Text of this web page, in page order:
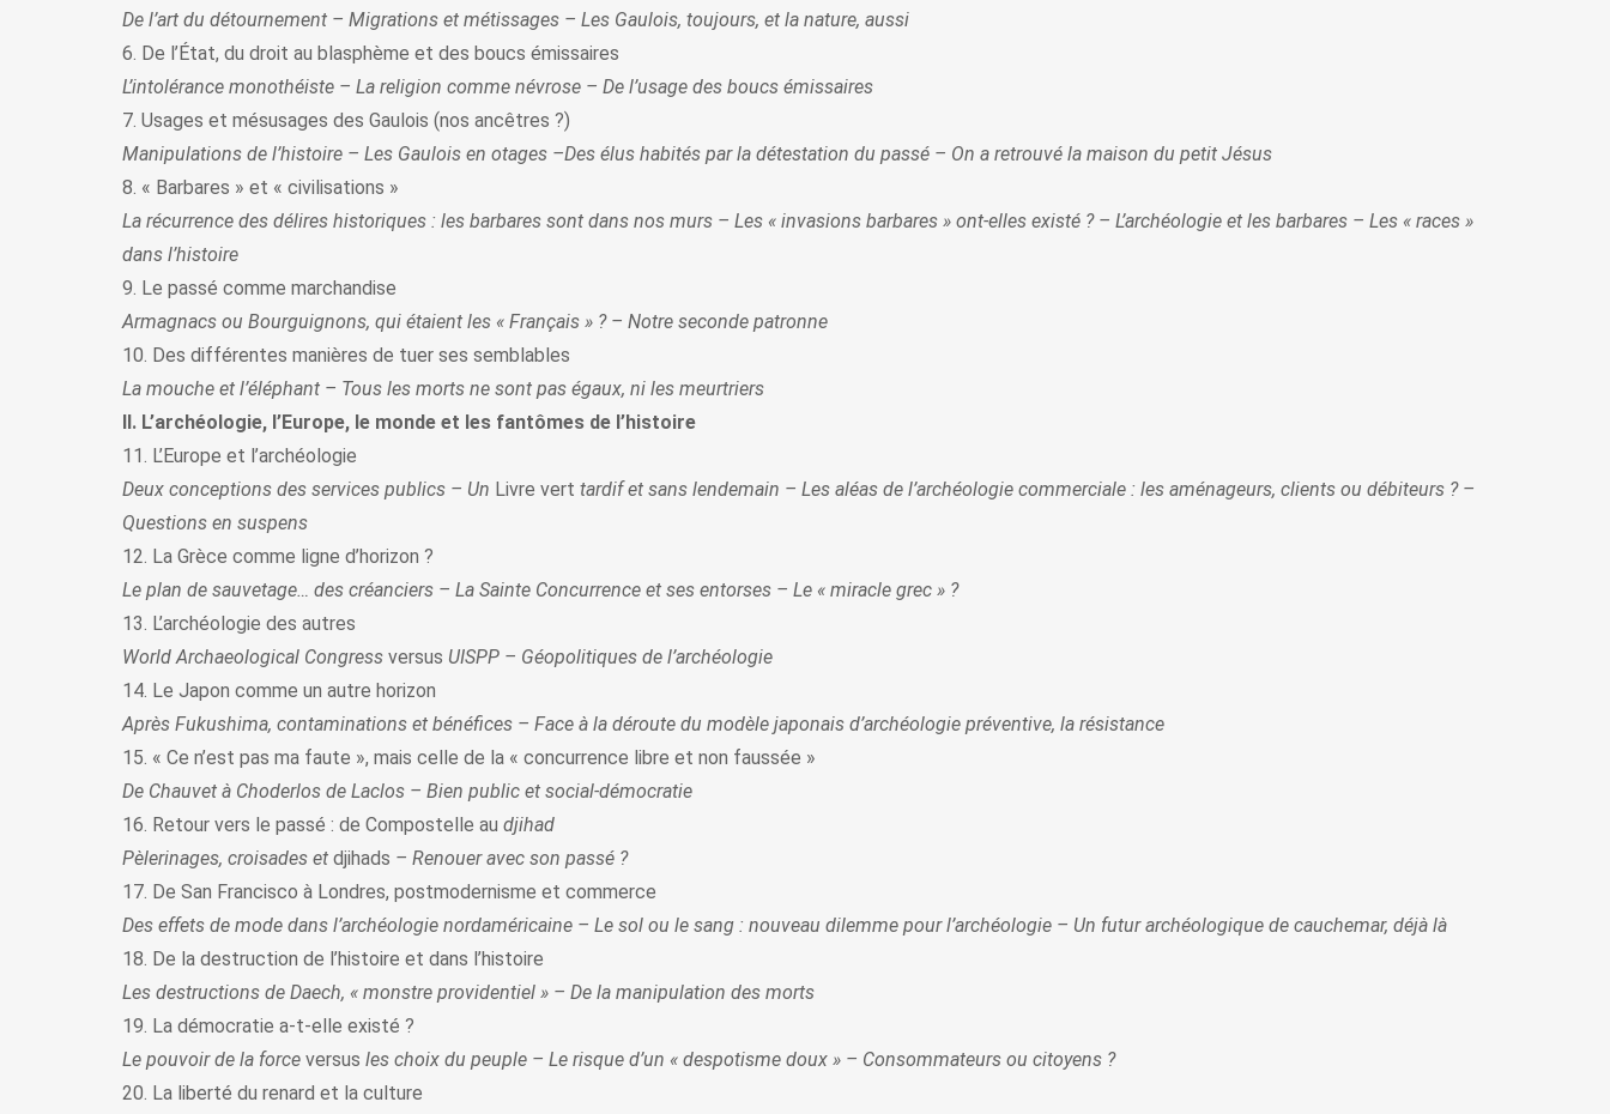
De l’art du détournement – Migrations et métissages – Les Gaulois, toujours, et la nature, aussi
6. De l’État, du droit au blasphème et des boucs émissaires
L’intolérance monothéiste – La religion comme névrose – De l’usage des boucs émissaires
7. Usages et mésusages des Gaulois (nos ancêtres ?)
Manipulations de l’histoire – Les Gaulois en otages –Des élus habités par la détestation du passé – On a retrouvé la maison du petit Jésus
8. « Barbares » et « civilisations »
La récurrence des délires historiques : les barbares sont dans nos murs – Les « invasions barbares » ont-elles existé ? – L’archéologie et les barbares – Les « races »
dans l’histoire
9. Le passé comme marchandise
Armagnacs ou Bourguignons, qui étaient les « Français » ? – Notre seconde patronne
10. Des différentes manières de tuer ses semblables
La mouche et l’éléphant – Tous les morts ne sont pas égaux, ni les meurtriers
II. L’archéologie, l’Europe, le monde et les fantômes de l’histoire
11. L’Europe et l’archéologie
Deux conceptions des services publics – Un Livre vert tardif et sans lendemain – Les aléas de l’archéologie commerciale : les aménageurs, clients ou débiteurs ? –
Questions en suspens
12. La Grèce comme ligne d’horizon ?
Le plan de sauvetage… des créanciers – La Sainte Concurrence et ses entorses – Le « miracle grec » ?
13. L’archéologie des autres
World Archaeological Congress versus UISPP – Géopolitiques de l’archéologie
14. Le Japon comme un autre horizon
Après Fukushima, contaminations et bénéfices – Face à la déroute du modèle japonais d’archéologie préventive, la résistance
15. « Ce n’est pas ma faute », mais celle de la « concurrence libre et non faussée »
De Chauvet à Choderlos de Laclos – Bien public et social-démocratie
16. Retour vers le passé : de Compostelle au djihad
Pèlerinages, croisades et djihads – Renouer avec son passé ?
17. De San Francisco à Londres, postmodernisme et commerce
Des effets de mode dans l’archéologie nordaméricaine – Le sol ou le sang : nouveau dilemme pour l’archéologie – Un futur archéologique de cauchemar, déjà là
18. De la destruction de l’histoire et dans l’histoire
Les destructions de Daech, « monstre providentiel » – De la manipulation des morts
19. La démocratie a-t‑elle existé ?
Le pouvoir de la force versus les choix du peuple – Le risque d’un « despotisme doux » – Consommateurs ou citoyens ?
20. La liberté du renard et la culture